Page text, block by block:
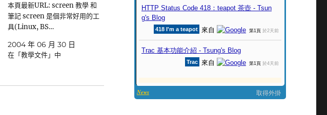
本頁最新URL: screen 教學 和
筆記 screen 是個非常好用的工
具(Linux, BS…
2004 年 06 月 30 日
在「教學文件」中